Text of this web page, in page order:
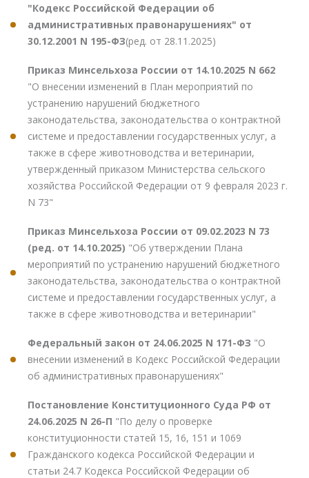
"Кодекс Российской Федерации об
административных правонарушениях" от
30.12.2001 N 195-ФЗ(ред. от 28.11.2025)
Приказ Минсельхоза России от 14.10.2025 N 662
"О внесении изменений в План мероприятий по
устранению нарушений бюджетного
законодательства, законодательства о контрактной
системе и предоставлении государственных услуг, а
также в сфере животноводства и ветеринарии,
утвержденный приказом Министерства сельского
хозяйства Российской Федерации от 9 февраля 2023 г.
N 73"
Приказ Минсельхоза России от 09.02.2023 N 73
(ред. от 14.10.2025) "Об утверждении Плана
мероприятий по устранению нарушений бюджетного
законодательства, законодательства о контрактной
системе и предоставлении государственных услуг, а
также в сфере животноводства и ветеринарии"
Федеральный закон от 24.06.2025 N 171-ФЗ "О
внесении изменений в Кодекс Российской Федерации
об административных правонарушениях"
Постановление Конституционного Суда РФ от
24.06.2025 N 26-П "По делу о проверке
конституционности статей 15, 16, 151 и 1069
Гражданского кодекса Российской Федерации и
статьи 24.7 Кодекса Российской Федерации об